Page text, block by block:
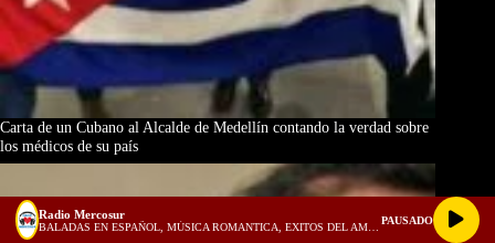
Carta de un Cubano al Alcalde de Medellín contando la verdad sobre
los médicos de su país
Radio Mercosur
BALADAS EN ESPAÑOL, MÚSICA ROMANTICA, EXITOS DEL AMOR, 1980, 1990, 2000 - 1 HORA PARA ENAMORADOS! (128 kbps)
PAUSADO